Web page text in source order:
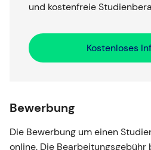
und kostenfreie
Kostenloses
Bewerbung
Die Bewerbung um einen
online. Die